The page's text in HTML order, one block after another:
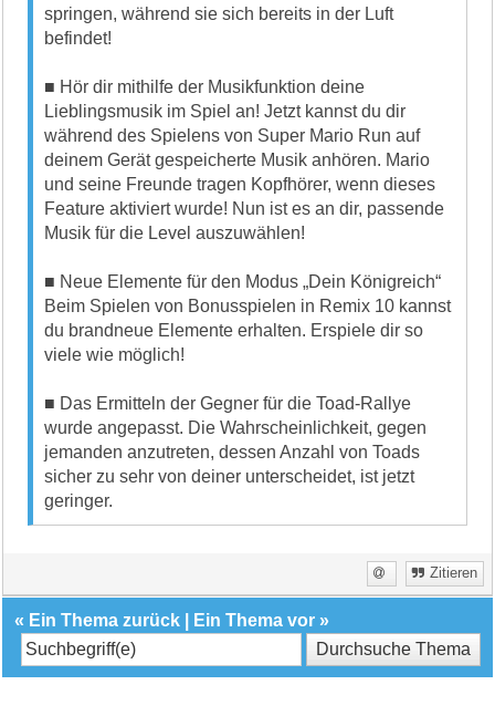
springen, während sie sich bereits in der Luft
befindet!
■ Hör dir mithilfe der Musikfunktion deine
Lieblingsmusik im Spiel an! Jetzt kannst du dir
während des Spielens von Super Mario Run auf
deinem Gerät gespeicherte Musik anhören. Mario
und seine Freunde tragen Kopfhörer, wenn dieses
Feature aktiviert wurde! Nun ist es an dir, passende
Musik für die Level auszuwählen!
■ Neue Elemente für den Modus „Dein Königreich“
Beim Spielen von Bonusspielen in Remix 10 kannst
du brandneue Elemente erhalten. Erspiele dir so
viele wie möglich!
■ Das Ermitteln der Gegner für die Toad-Rallye
wurde angepasst. Die Wahrscheinlichkeit, gegen
jemanden anzutreten, dessen Anzahl von Toads
sicher zu sehr von deiner unterscheidet, ist jetzt
geringer.
Zitieren
« Ein Thema zurück Ein Thema vor »